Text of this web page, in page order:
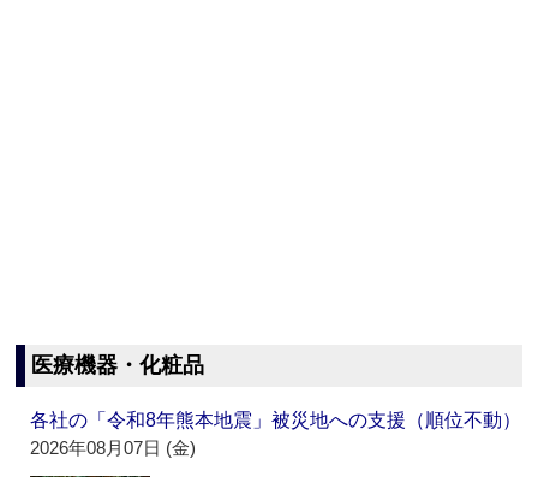
医療機器・化粧品
各社の「令和8年熊本地震」被災地への支援（順位不動）
2026年08月07日 (金)